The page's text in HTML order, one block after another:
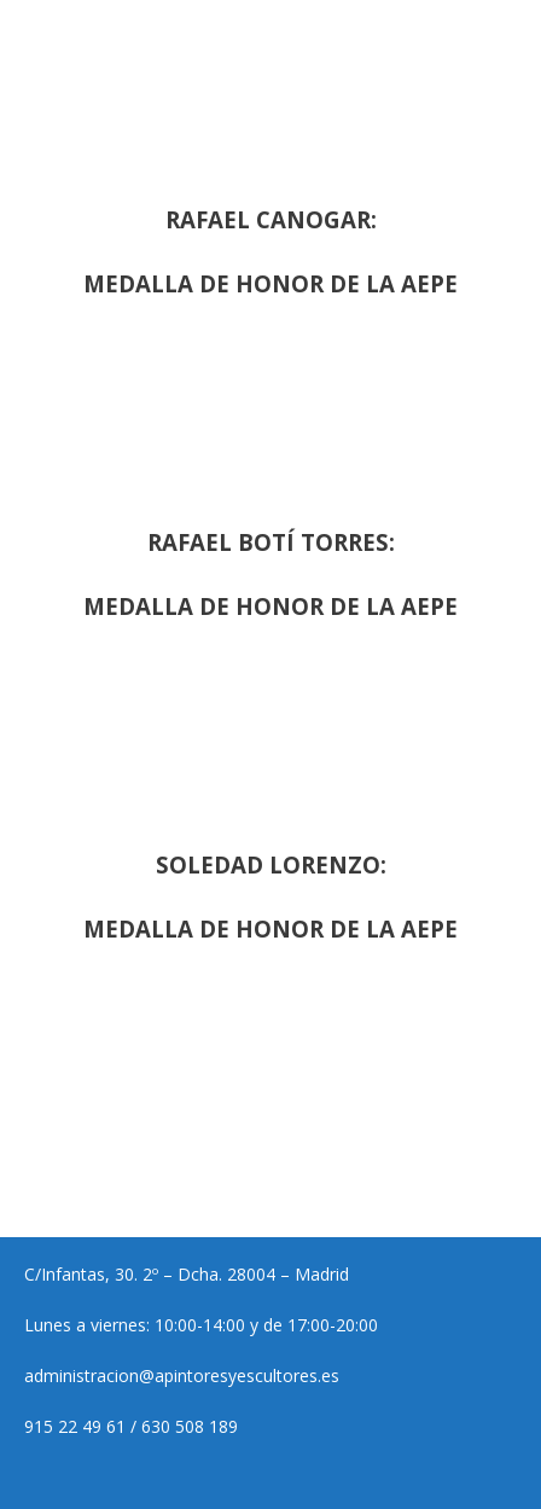
RAFAEL CANOGAR:
MEDALLA DE HONOR DE LA AEPE
RAFAEL BOTÍ TORRES:
MEDALLA DE HONOR DE LA AEPE
SOLEDAD LORENZO:
MEDALLA DE HONOR DE LA AEPE
C/Infantas, 30. 2º – Dcha. 28004 – Madrid
Lunes a viernes: 10:00-14:00 y de 17:00-20:00
administracion@apintoresyescultores.es
915 22 49 61 / 630 508 189